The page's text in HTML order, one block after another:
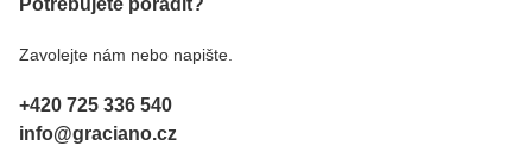
Potřebujete poradit?
Zavolejte nám nebo napište.
+420 725 336 540
info@graciano.cz